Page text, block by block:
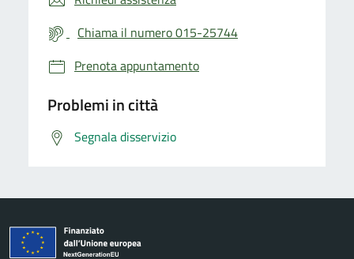
Chiama il numero 015-25744
Prenota appuntamento
Problemi in città
Segnala disservizio